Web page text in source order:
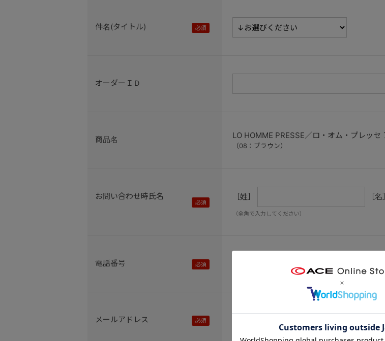
件名(タイトル)
オーダーＩＤ
商品名 LO HOMME PRESSE／ロ・オム・プレッ
（08：ブラウン）
お問い合わせ時氏名 ［姓］ ［名］
（全角で入力してください）
電話番号
メールアドレス